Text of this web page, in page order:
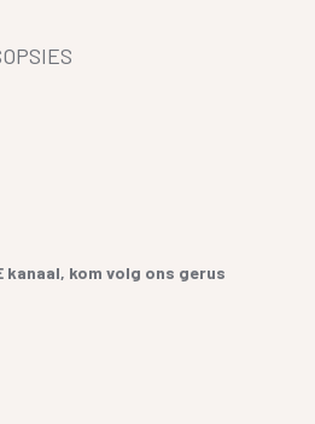
kanaal, kom volg ons gerus